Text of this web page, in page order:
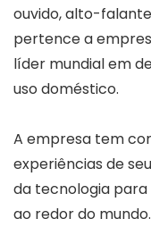
ouvido, alto-
pertence a
líder mundial em
uso doméstico.
A empresa tem
experiências de
da tecnologia
ao redor do